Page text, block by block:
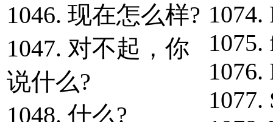
1046. 现在怎么样?
1047. 对不起，你
说什么?
1048. 什么?
1074.
1075.
1076.
1077.